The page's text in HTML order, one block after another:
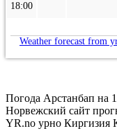
18:00
Weather forecast from
Погода Арстанбап на
Норвежский сайт
YR.no урно Киргизия